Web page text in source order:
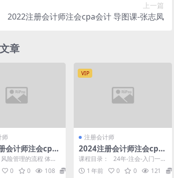
上一篇
2022注册会计师注会cpa会计 导图课-张志凤
章
师
会计师注会cpa
必修课（慢班）-
险管理的流程 体系
.mp4 45-第七章 风
0 0 108
VIP
注册会计师
2024注册会计师注会cpa
财管 入门必修课 顾言
课程目录： 24年-注会-入门一点
通-财管.pdf 03.入门必修课-注会
财...1 年前 0 0 121